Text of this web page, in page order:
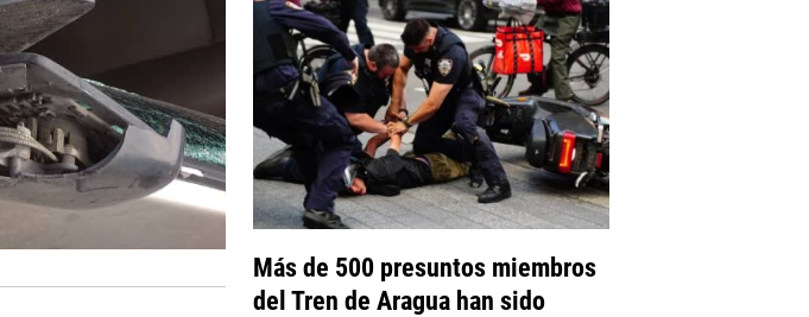
Más de 500 presuntos miembros
del Tren de Aragua han sido